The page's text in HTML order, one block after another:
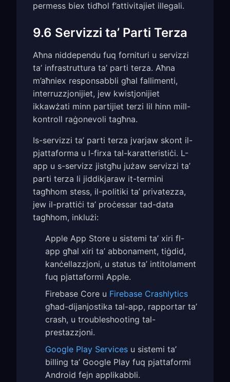
permess biex tidħol f’attivitajiet illegali.
9.6 Servizzi ta’ Parti Terza
Aħna niddependu fuq fornituri u servizzi
ta’ infrastruttura ta’ parti terza. Aħna
m’aħniex responsabbli għal fallimenti,
interruzzjonijiet, jew kwistjonijiet
ikkawżati minn partijiet terzi lil hinn mill-
kontroll raġonevoli tagħna.
Is-servizzi ta’ parti terza jvarjaw skont il-
pjattaforma u l-firxa tal-karatteristiċi. L-
app u s-servizz jistgħu jużaw servizzi ta’
parti terza li jiddikjaraw it-termini
tagħhom stess, il-politiki ta’ privatezza,
jew il-prattiċi ta’ proċessar tad-data
tagħhom, inklużi:
Apple App Store u sistemi ta’ xiri fl-
app għal xiri ta’ abbonament, tiġdid,
kanċellazzjoni, u status ta’ intitolament
fuq pjattaformi Apple.
Firebase Core u Firebase Crashlytics
għad-dijanjostika tal-app, rapportar ta’
crash, u troubleshooting tal-
prestazzjoni.
Google Play Services u sistemi ta’
billing ta’ Google Play fuq pjattaformi
Android fejn applikabbli.